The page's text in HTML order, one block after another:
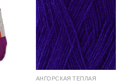
в
Добавить в
избранное.
АНГОРСКАЯ ТЕПЛАЯ